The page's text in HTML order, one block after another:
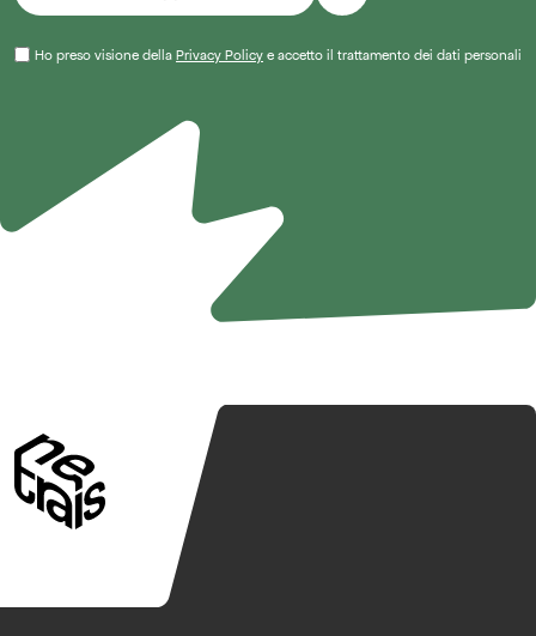
Ho preso visione della Privacy Policy e accetto il trattamento dei dati personali